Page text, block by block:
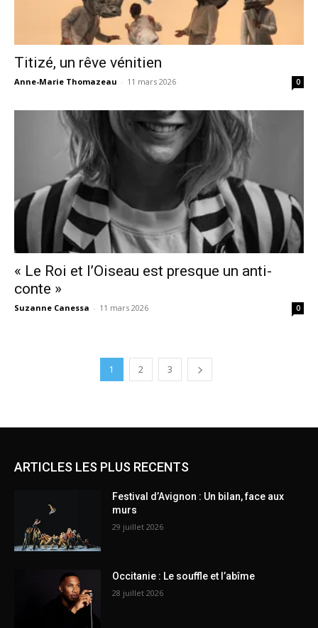
Titizé, un rêve vénitien
Anne-Marie Thomazeau - 11 mars 2026 0
« Le Roi et l’Oiseau est presque un anti-
conte »
Suzanne Canessa - 11 mars 2026 0
1 2 3
ARTICLES LES PLUS RECENTS
Festival d’Avignon : Un bilan, face aux
murs
29 juillet 2026
Occitanie : Le souffle et l’abîme
28 juillet 2026